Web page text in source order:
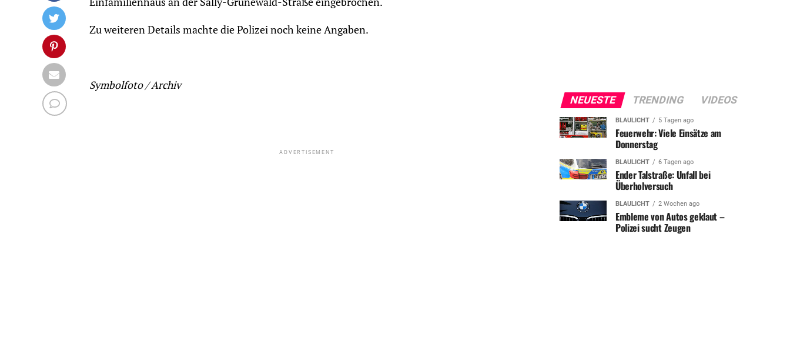
Zu weiteren Details machte die Polizei noch keine Angaben.
Symbolfoto / Archiv
ADVERTISEMENT
NEUESTE TRENDING VIDEOS
BLAULICHT 5 Tagen ago
Feuerwehr: Viele Einsätze am
Donnerstag
BLAULICHT 6 Tagen ago
Ender Talstraße: Unfall bei
Überholversuch
BLAULICHT 2 Wochen ago
Embleme von Autos geklaut –
Polizei sucht Zeugen